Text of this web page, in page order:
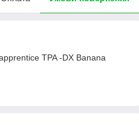
TPA -DX Banana